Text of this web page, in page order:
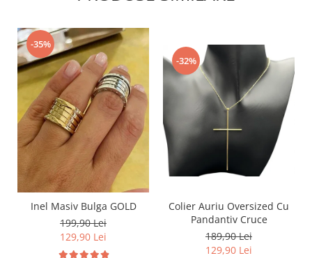
-35%
Inel Masiv Bulga GOLD
199,90 Lei
129,90 Lei
-32%
Colier Auriu Oversized Cu
Pandantiv Cruce
189,90 Lei
129,90 Lei